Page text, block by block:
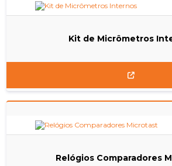
Kit de Micrômetros
Relógios Comparadores